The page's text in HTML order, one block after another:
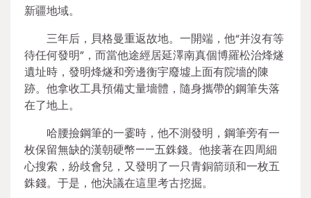
新疆地域。
三年后，貝格曼重返故地。一開端，他“并沒有等
待任何發明”，而當他途經居延澤南真個博羅松治烽燧
遺址時，發明烽燧和旁邊衡宇廢墟上面有院墻的陳
跡。他拿收工具預備丈量墻體，隨身攜帶的鋼筆失落
在了地上。
哈腰撿鋼筆的一霎時，他不測發明，鋼筆旁有一
枚保留無缺的漢朝硬幣——五銖錢。他接著在四周細
心搜索，紛歧會兒，又發明了一只青銅箭頭和一枚五
銖錢。于是，他決議在這里考古挖掘。